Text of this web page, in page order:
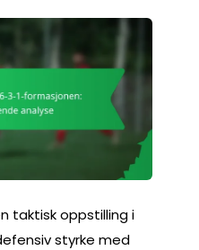
taktisk oppstilling i
styrke med